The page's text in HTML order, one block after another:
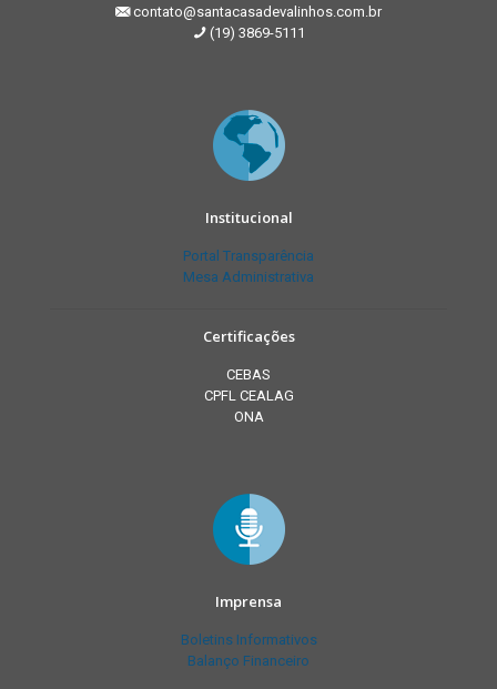
contato@santacasadevalinhos.com.br
(19) 3869-5111
Institucional
Portal Transparência
Mesa Administrativa
Certificações
CEBAS
CPFL CEALAG
ONA
Imprensa
Boletins Informativos
Balanço Financeiro